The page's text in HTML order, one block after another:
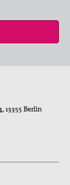
,13355 Berlin